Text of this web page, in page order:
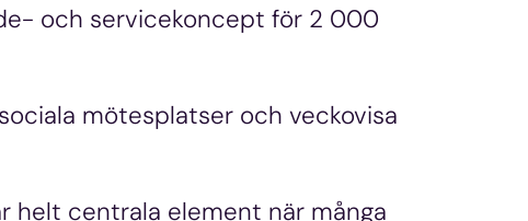
och servicekoncept för 2 000
mötesplatser och veckovisa
helt centrala element när många